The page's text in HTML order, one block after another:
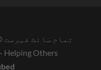
تمام سائٹ فہرست ©
Helping Others